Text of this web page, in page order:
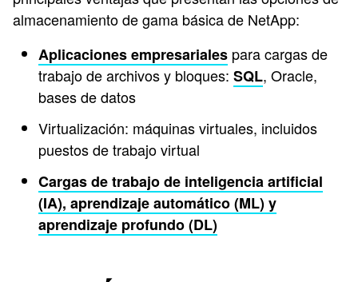
almacenamiento de gama básica de NetApp:
Aplicaciones empresariales para cargas de
trabajo de archivos y bloques: SQL, Oracle,
bases de datos
Virtualización: máquinas virtuales, incluidos
puestos de trabajo virtual
Cargas de trabajo de inteligencia artificial
(IA), aprendizaje automático (ML) y
aprendizaje profundo (DL)